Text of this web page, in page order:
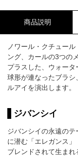
商品説明
ノワール・クチュー
ング、カールの3つの
プラスした、ウォー
球形が連なったブラ
ルアイを演出します。
ジバンシイ
ジバンシイの永遠の
に潜む「エレガンス」
ブレンドされて生ま